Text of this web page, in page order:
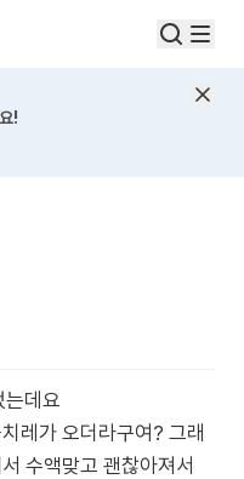
!
는데요
레가 오더라구여? 그래
수액맞고 괜찮아져서